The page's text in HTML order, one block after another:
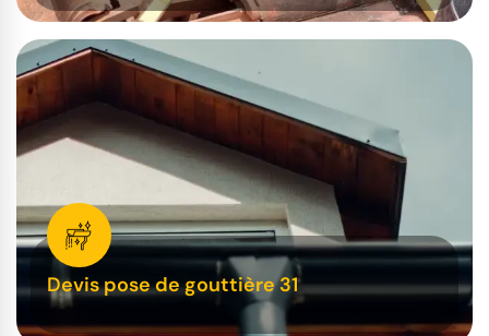
Devis pose de gouttière 31